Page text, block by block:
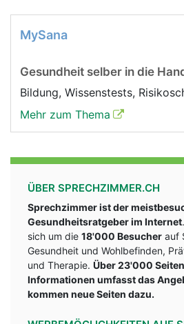
MySana
Gesundheit selber in die
Bildung, Wissenstests,
Mehr zum Thema
ÜBER SPRECHZIMMER.CH
Sprechzimmer ist der
Gesundheitsratgeber im Internet
sich um die 18'000 Besucher auf
Gesundheit und Wohlbefinden,
und Therapie. Über 23'000
Informationen umfasst das
kommen neue Seiten dazu.